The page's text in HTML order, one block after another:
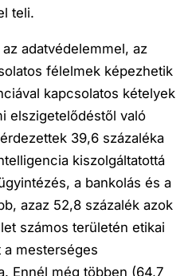
teli.
adatvédelemmel, az
félelmek képezhetik
kapcsolatos kételyek
elszigetelődéstől való
39,6 százaléka
kiszolgáltatottá
a bankolás és a
azaz 52,8 százalék azok
számos területén etikai
mesterséges
Ennél még többen (64,7